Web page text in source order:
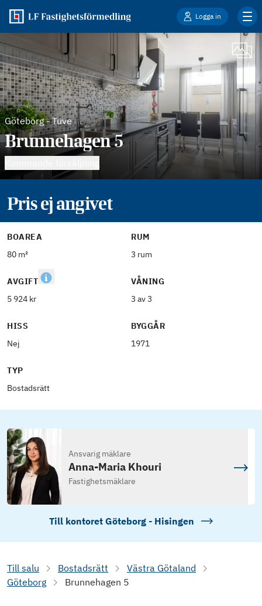
Logga in
Göteborg-Tuve
Brunnehagen 5
Pris ej angivet
BOAREA
80 m²
RUM
3 rum
AVGIFT
5 924 kr
VÅNING
3 av 3
HISS
Nej
BYGGÅR
1971
TYP
Bostadsrätt
Ansvarig mäklare
Anna-Maria Khouri
Fastighetsmäklare
Till kontoret Göteborg - Hisingen
Till salu Bostadsrätt
Västra Götaland
Göteborg
Brunnehagen 5